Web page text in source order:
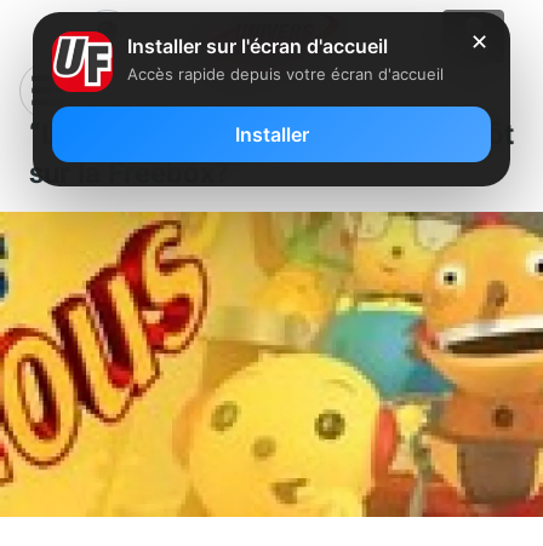
“Les Vidéos des Zouzous” bientôt
sur la Freebox?
✕
Installer sur l'écran d'accueil
Accès rapide depuis votre écran d'accueil
Installer